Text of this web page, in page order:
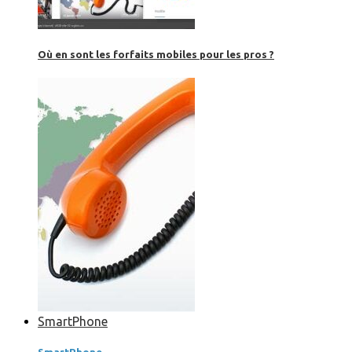
Où en sont les forfaits mobiles pour les pros ?
SmartPhone